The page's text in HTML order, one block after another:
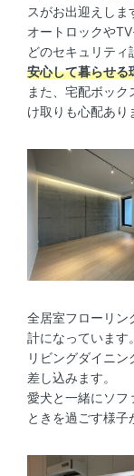
スがお出迎えしま
オートロックや
どのセキュリティ
安心して暮らせる
また、宅配ボッ
け取りも心配あり
全居室フローリン
計になっています。
リビングダイニ
差し込みます。
愛犬と一緒にソフ
ときを過ごす様子